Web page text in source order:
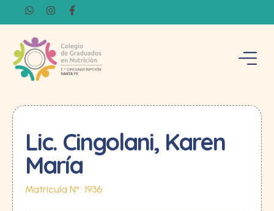
Lic. Cingolani, Karen
María
Matrícula N°: 1936